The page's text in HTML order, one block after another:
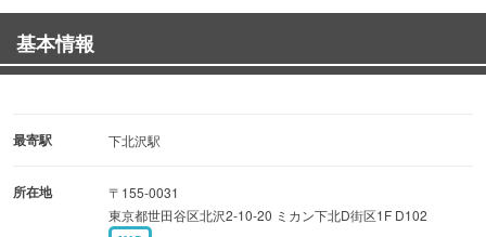
します。
基本情報
最寄駅 下北沢駅
所在地
〒155-0031
東京都世田谷区北沢2-10-20 ミカン下北D街区1F D102